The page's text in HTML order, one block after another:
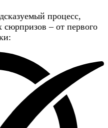
процесс,
– от первого